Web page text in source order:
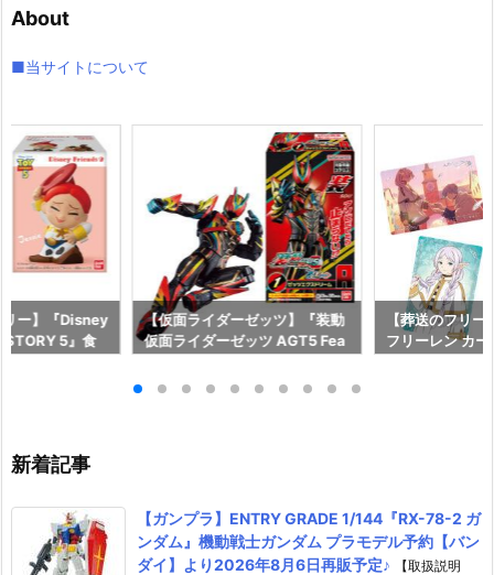
ブ
About
■当サイトについて
ー】『Disney
5』食
【仮面ライダーゼッツ】『装動
仮面ライダーゼッツ AGT5 Fea
ド』食玩フィギュア予約【バン
【葬送のフリ
フリーレン カ
新着記事
【ガンプラ】ENTRY GRADE 1/144『RX-78-2 ガ
ンダム』機動戦士ガンダム プラモデル予約【バン
ダイ】より2026年8月6日再販予定♪
【取扱説明